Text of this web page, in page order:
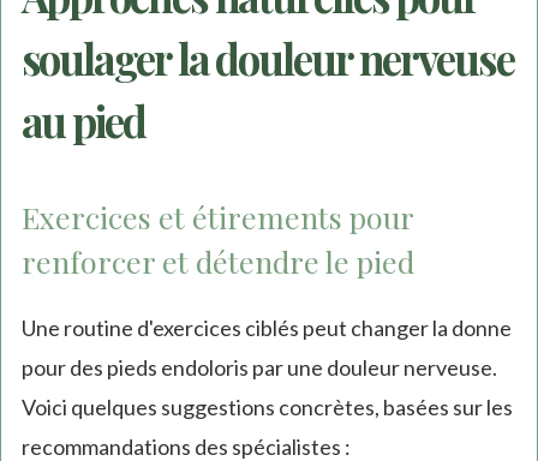
soulager la douleur nerveuse
au pied
Exercices et étirements pour
renforcer et détendre le pied
Une routine d'exercices ciblés peut changer la donne
pour des pieds endoloris par une douleur nerveuse.
Voici quelques suggestions concrètes, basées sur les
recommandations des spécialistes :